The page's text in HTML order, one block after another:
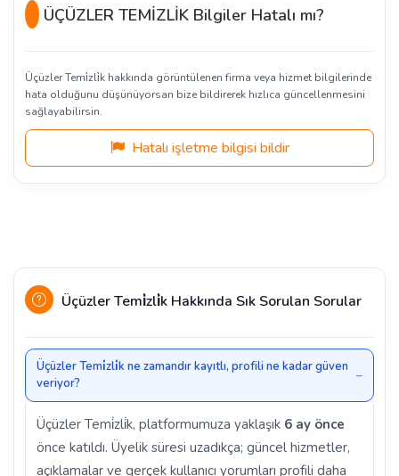
ÜÇÜZLER TEMİZLİK Bilgiler Hatalı mı?
Üçüzler Temi̇zli̇k hakkında görüntülenen firma veya hizmet bilgilerinde
hata olduğunu düşünüyorsan bize bildirerek hızlıca güncellenmesini
sağlayabilirsin.
Hatalı işletme bilgisi bildir
Üçüzler Temi̇zli̇k Hakkında Sık Sorulan Sorular
Üçüzler Temi̇zli̇k ne zamandır kayıtlı, profili ne kadar güven
veriyor?
Üçüzler Temi̇zli̇k, platformumuza yaklaşık 6 ay önce
önce katıldı. Üyelik süresi uzadıkça; güncel hizmetler,
açıklamalar ve gerçek kullanıcı yorumları profili daha